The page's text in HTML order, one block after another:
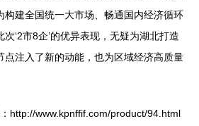
构建全国统一大市场、畅通国内经济循环
‘2市8企’的优异表现，无疑为湖北打造
点注入了新的动能，也为区域经济高质量
http://www.kpnffif.com/product/94.html